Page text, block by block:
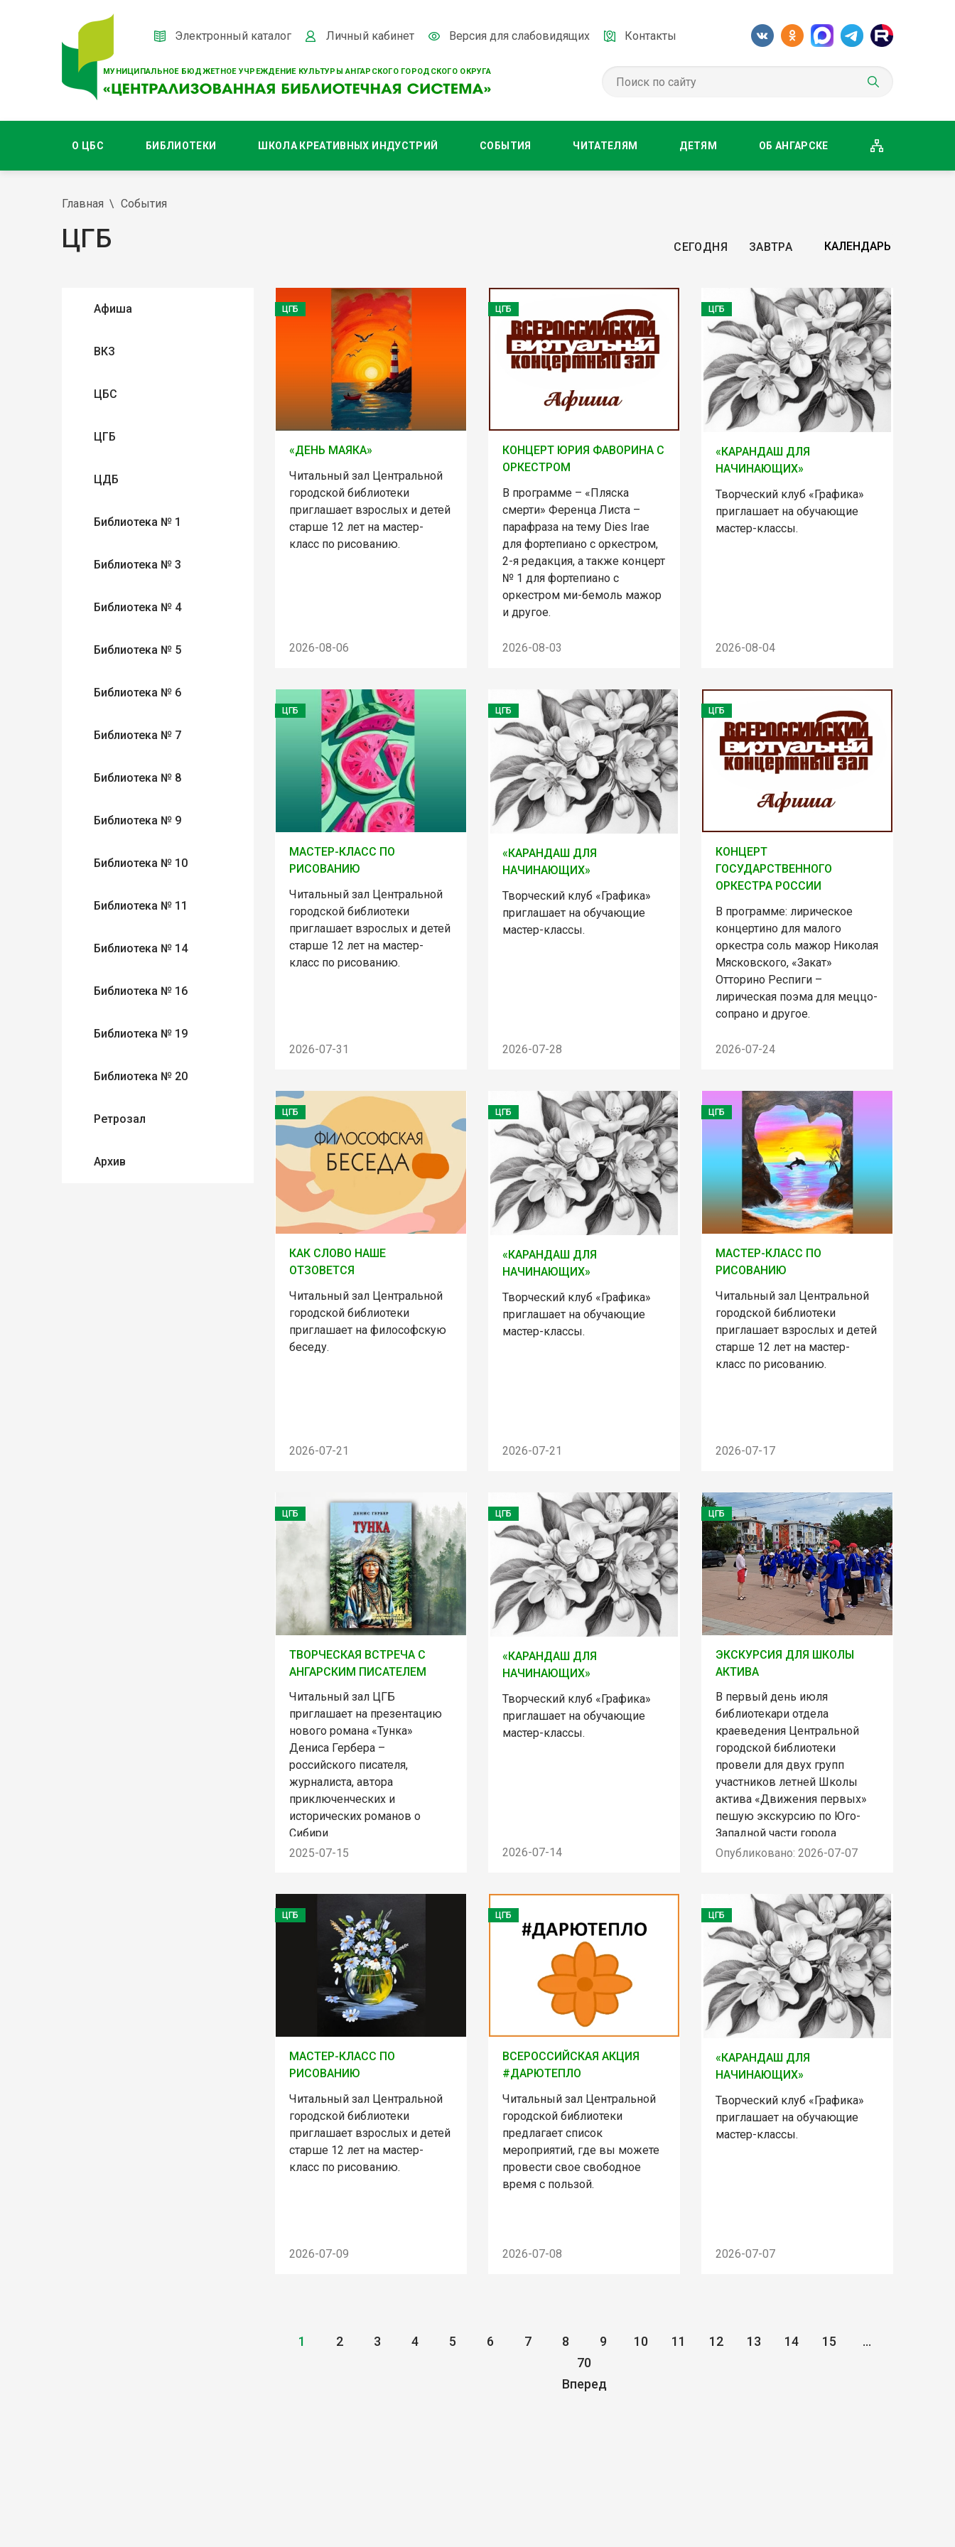
МУНИЦИПАЛЬНОЕ БЮДЖЕТНОЕ УЧРЕЖДЕНИЕ КУЛЬТУРЫ АНГАРСКОГО ГОРОДСКОГО ОКРУГА
Электронный каталог Личный кабинет Версия для слабовидящих Контакты
О ЦБС БИБЛИОТЕКИ ШКОЛА КРЕАТИВНЫХ ИНДУСТРИЙ СОБЫТИЯ ЧИТАТЕЛЯМ ДЕТЯМ ОБ АНГАРСКЕ
Главная События
ЦГБ СЕГОДНЯ ЗАВТРА
Афиша
ВКЗ
ЦБС
ЦГБ
ЦДБ
Библиотека № 1
Библиотека № 3
Библиотека № 4
Библиотека № 5
Библиотека № 6
Библиотека № 7
Библиотека № 8
Библиотека № 9
Библиотека № 10
Библиотека № 11
Библиотека № 14
Библиотека № 16
Библиотека № 19
Библиотека № 20
Ретрозал
Архив
ЦГБ
«ДЕНЬ МАЯКА»
Читальный зал Центральной
городской библиотеки
приглашает взрослых и детей
старше 12 лет на мастер-
класс по рисованию.
2026-08-06
ЦГБ
КОНЦЕРТ ЮРИЯ ФАВОРИНА С
ОРКЕСТРОМ
В программе – «Пляска
смерти» Ференца Листа –
парафраза на тему Dies Irаe
для фортепиано с оркестром,
2-я редакция, а также концерт
№ 1 для фортепиано с
оркестром ми-бемоль мажор
и другое.
2026-08-03
ЦГБ
«КАРАНДАШ ДЛЯ
НАЧИНАЮЩИХ»
Творческий клуб «Графика»
приглашает на обучающие
мастер-классы.
2026-08-04
ЦГБ
МАСТЕР-КЛАСС ПО
РИСОВАНИЮ
Читальный зал Центральной
городской библиотеки
приглашает взрослых и детей
старше 12 лет на мастер-
класс по рисованию.
2026-07-31
ЦГБ
«КАРАНДАШ ДЛЯ
НАЧИНАЮЩИХ»
Творческий клуб «Графика»
приглашает на обучающие
мастер-классы.
2026-07-28
ЦГБ
КОНЦЕРТ
ГОСУДАРСТВЕННОГО
ОРКЕСТРА РОССИИ
В программе: лирическое
концертино для малого
оркестра соль мажор Николая
Мясковского, «Закат»
Отторино Респиги –
лирическая поэма для меццо-
сопрано и другое.
2026-07-24
ЦГБ
КАК СЛОВО НАШЕ
ОТЗОВЕТСЯ
Читальный зал Центральной
городской библиотеки
приглашает на философскую
беседу.
2026-07-21
ЦГБ
«КАРАНДАШ ДЛЯ
НАЧИНАЮЩИХ»
Творческий клуб «Графика»
приглашает на обучающие
мастер-классы.
2026-07-21
ЦГБ
МАСТЕР-КЛАСС ПО
РИСОВАНИЮ
Читальный зал Центральной
городской библиотеки
приглашает взрослых и детей
старше 12 лет на мастер-
класс по рисованию.
2026-07-17
ЦГБ
ТВОРЧЕСКАЯ ВСТРЕЧА С
АНГАРСКИМ ПИСАТЕЛЕМ
Читальный зал ЦГБ
приглашает на презентацию
нового романа «Тунка»
Дениса Гербера –
российского писателя,
журналиста, автора
приключенческих и
исторических романов о
Сибири.
2025-07-15
ЦГБ
«КАРАНДАШ ДЛЯ
НАЧИНАЮЩИХ»
Творческий клуб «Графика»
приглашает на обучающие
мастер-классы.
2026-07-14
ЦГБ
ЭКСКУРСИЯ ДЛЯ ШКОЛЫ
АКТИВА
В первый день июля
библиотекари отдела
краеведения Центральной
городской библиотеки
провели для двух групп
участников летней Школы
актива «Движения первых»
пешую экскурсию по Юго-
Западной части города
Опубликовано: 2026-07-07
ЦГБ
МАСТЕР-КЛАСС ПО
РИСОВАНИЮ
Читальный зал Центральной
городской библиотеки
приглашает взрослых и детей
старше 12 лет на мастер-
класс по рисованию.
2026-07-09
ЦГБ
ВСЕРОССИЙСКАЯ АКЦИЯ
#ДАРЮТЕПЛО
Читальный зал Центральной
городской библиотеки
предлагает список
мероприятий, где вы можете
провести свое свободное
время с пользой.
2026-07-08
ЦГБ
«КАРАНДАШ ДЛЯ
НАЧИНАЮЩИХ»
Творческий клуб «Графика»
приглашает на обучающие
мастер-классы.
2026-07-07
1 2 3 4 5 6 7 8 9 10 11 12 13 14 15
...
70
Вперед